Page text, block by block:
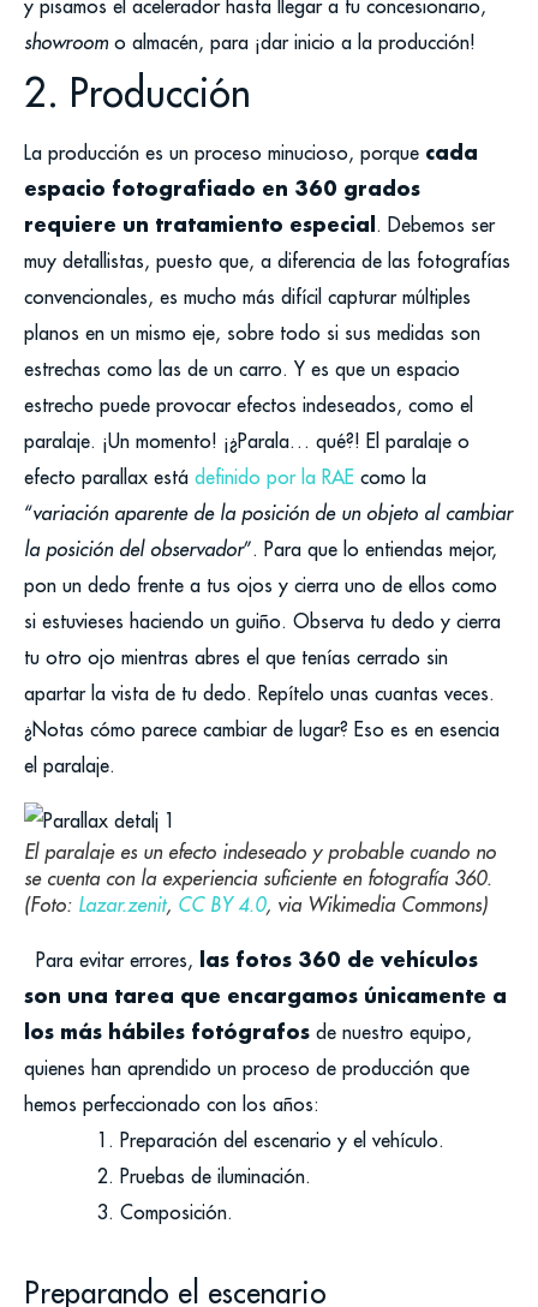
y pisamos el acelerador hasta llegar a tu concesionario,
showroom o almacén, para ¡dar inicio a la producción!
2. Producción
La producción es un proceso minucioso, porque cada
espacio fotografiado en 360 grados
requiere un tratamiento especial . Debemos ser
muy detallistas, puesto que, a diferencia de las fotografías
convencionales, es mucho más difícil capturar múltiples
planos en un mismo eje, sobre todo si sus medidas son
estrechas como las de un carro. Y es que un espacio
estrecho puede provocar efectos indeseados, como el
paralaje. ¡Un momento! ¡¿Parala… qué?! El paralaje o
efecto parallax está definido por la RAE como la
“variación aparente de la posición de un objeto al cambiar
la posición del observador”. Para que lo entiendas mejor,
pon un dedo frente a tus ojos y cierra uno de ellos como
si estuvieses haciendo un guiño. Observa tu dedo y cierra
tu otro ojo mientras abres el que tenías cerrado sin
apartar la vista de tu dedo. Repítelo unas cuantas veces.
¿Notas cómo parece cambiar de lugar? Eso es en esencia
el paralaje.
El paralaje es un efecto indeseado y probable cuando no
se cuenta con la experiencia suficiente en fotografía 360.
(Foto: Lazar.zenit, CC BY 4.0, via Wikimedia Commons)
Para evitar errores, las fotos 360 de vehículos
son una tarea que encargamos únicamente a
los más hábiles fotógrafos de nuestro equipo,
quienes han aprendido un proceso de producción que
hemos perfeccionado con los años:
Preparación del escenario y el vehículo.
Pruebas de iluminación.
Composición.
Preparando el escenario